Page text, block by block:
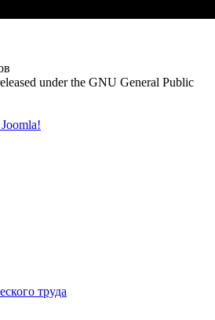
under the GNU General Public
труда